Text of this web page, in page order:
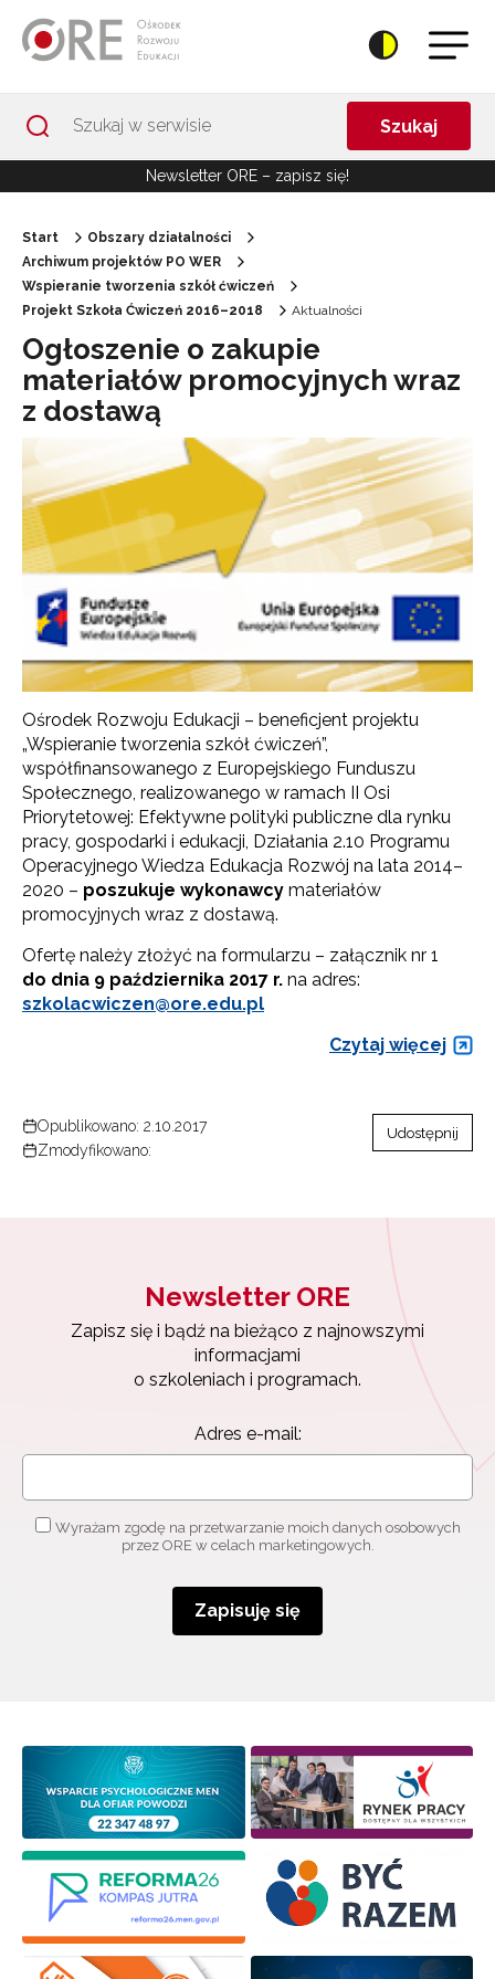
Szukaj
Newsletter ORE – zapisz się!
Start
Obszary działalności
Archiwum projektów PO WER
Wspieranie tworzenia szkół ćwiczeń
Projekt Szkoła Ćwiczeń 2016–2018
Aktualności
Ogłoszenie o zakupie
materiałów promocyjnych wraz
z dostawą
Ośrodek Rozwoju Edukacji – beneficjent projektu
„Wspieranie tworzenia szkół ćwiczeń”,
współfinansowanego z Europejskiego Funduszu
Społecznego, realizowanego w ramach II Osi
Priorytetowej: Efektywne polityki publiczne dla rynku
pracy, gospodarki i edukacji, Działania 2.10 Programu
Operacyjnego Wiedza Edukacja Rozwój na lata 2014–
2020 – poszukuje wykonawcy materiałów
promocyjnych wraz z dostawą.
Ofertę należy złożyć na formularzu – załącznik nr 1
do dnia 9 października 2017 r. na adres:
szkolacwiczen@ore.edu.pl
Czytaj więcej
Opublikowano: 2.10.2017
Zmodyfikowano:
Udostępnij
Newsletter ORE
Zapisz się i bądź na bieżąco z najnowszymi
informacjami
o szkoleniach i programach.
Adres e-mail:
Wyrażam zgodę na przetwarzanie moich danych osobowych
przez ORE w celach marketingowych.
Zapisuję się